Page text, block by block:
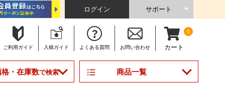
ログイン サポート
ご利用ガイド 入稿ガイド よくある質問 お問い合わせ
0
カート
・在庫数で検索 商品一覧